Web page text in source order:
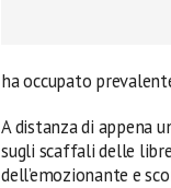
ha occupato
A distanza di appena
sugli scaffali delle
dell’emozionante e